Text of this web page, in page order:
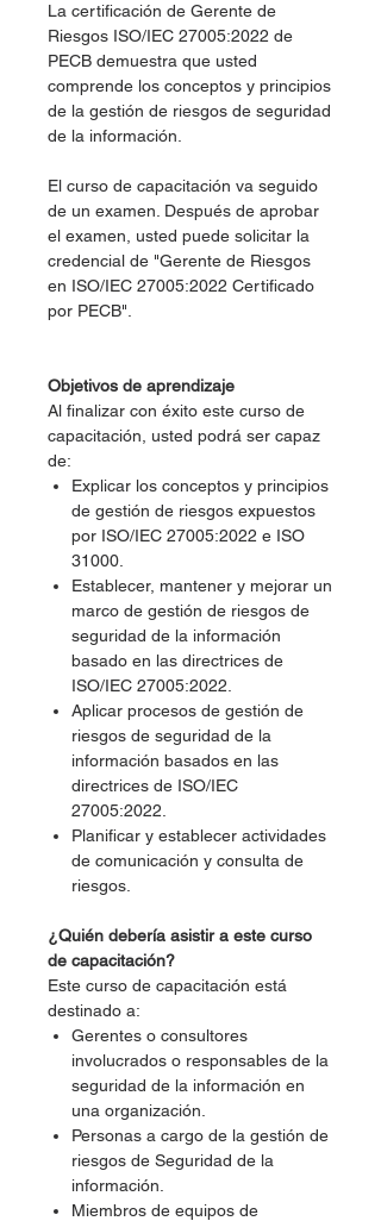
La certificación de Gerente de
Riesgos ISO/IEC 27005:2022 de
PECB demuestra que usted
comprende los conceptos y principios
de la gestión de riesgos de seguridad
de la información.
El curso de capacitación va seguido
de un examen. Después de aprobar
el examen, usted puede solicitar la
credencial de "Gerente de Riesgos
en ISO/IEC 27005:2022 Certificado
por PECB".
Objetivos de aprendizaje
Al finalizar con éxito este curso de
capacitación, usted podrá ser capaz
de:
Explicar los conceptos y principios
de gestión de riesgos expuestos
por ISO/IEC 27005:2022 e ISO
31000.
Establecer, mantener y mejorar un
marco de gestión de riesgos de
seguridad de la información
basado en las directrices de
ISO/IEC 27005:2022.
Aplicar procesos de gestión de
riesgos de seguridad de la
información basados en las
directrices de ISO/IEC
27005:2022.
Planificar y establecer actividades
de comunicación y consulta de
riesgos.
¿Quién debería asistir a este curso
de capacitación?
Este curso de capacitación está
destinado a:
Gerentes o consultores
involucrados o responsables de la
seguridad de la información en
una organización.
Personas a cargo de la gestión de
riesgos de Seguridad de la
información.
Miembros de equipos de